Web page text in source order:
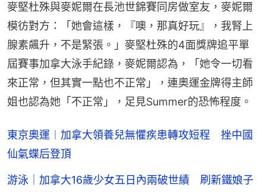
麥堅杜殊與麥妮爾在長池世錦賽同房做室友，麥妮爾
模彷對方：「她會這樣，『噢，那真好玩』，我腎上
腺素飆升，不是緊張。」麥堅杜殊的4面獎牌追平單
屆賽事加拿大泳手紀錄，麥妮爾認為，「她令一切看
來正常，但其實一點也不正常」，連奧運金牌得主師
姐也認為她「不正常」，足見Summer的恐怖程度。
東京奧運︱加拿大領養兒無懼疾患轉攻短程 挫中國
仙氣蝶后登頂
游泳｜加拿大16歲少女五日內兩破世績 刷新鐵娘子